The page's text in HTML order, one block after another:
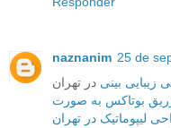
naznanim 25 de
زیبایی بینی در تهران
بوتاکس به صورت
لیپوماتیک در تهران